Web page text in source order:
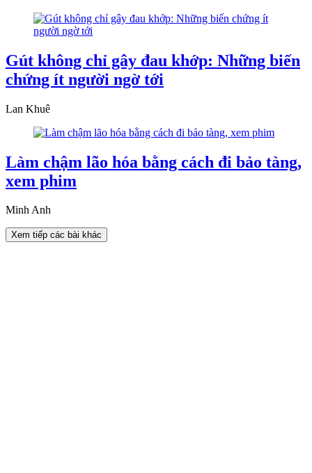
Gút không chỉ gây đau khớp: Những biến
chứng ít người ngờ tới
Lan Khuê
Làm chậm lão hóa bằng cách đi bảo tàng,
xem phim
Minh Anh
Xem tiếp các bài khác